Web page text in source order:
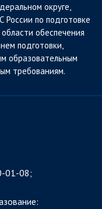
округе,
по подготовке
обеспечения
подготовки,
образовательным
требованиям.
01-08;